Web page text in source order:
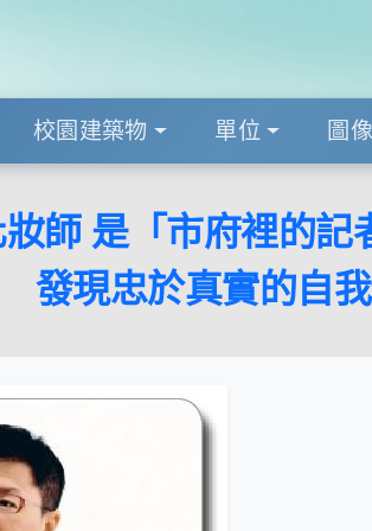
校園建築物 單位 圖像
師 是「市府裡的
發現忠於真實的自